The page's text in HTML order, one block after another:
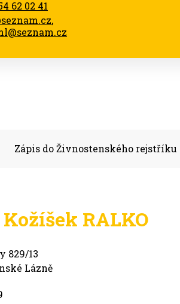
62 02 41
,
Zápis do Živnostenského
RALKO
829/13
Lázně